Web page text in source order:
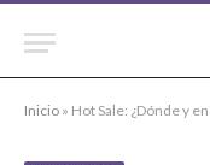
Inicio » Hot Sale: ¿Dónde y